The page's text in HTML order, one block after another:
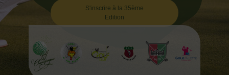
S'inscrire à la 35ème
Edition